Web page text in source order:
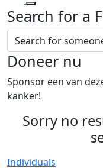
Search for a
Doneer nu
Sponsor een van
kanker!
Sorry no
Individuals